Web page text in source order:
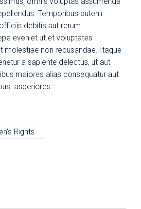
Temporibus autem
debitis aut rerum
eveniet ut et voluptates
molestiae non recusandae. Itaque
a sapiente delectus, ut aut
maiores alias consequatur aut
asperiores.
Rights